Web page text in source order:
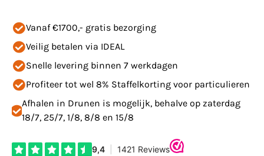
Vanaf €1700,- gratis bezorging
Veilig betalen via IDEAL
Snelle levering binnen 7 werkdagen
Profiteer tot wel 8% Staffelkorting voor particulieren
Afhalen in Drunen is mogelijk, behalve op zaterdag
18/7, 25/7, 1/8, 8/8 en 15/8